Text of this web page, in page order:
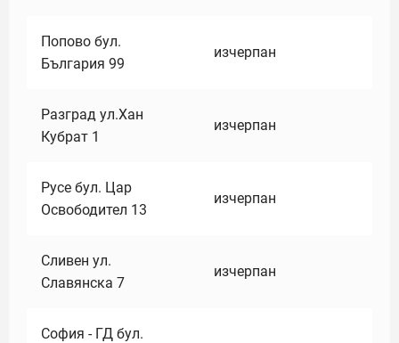
Попово бул.
България 99
изчерпан
Разград ул.Хан
Кубрат 1
изчерпан
Русе бул. Цар
Освободител 13
изчерпан
Сливен ул.
Славянска 7
изчерпан
София - ГД бул.